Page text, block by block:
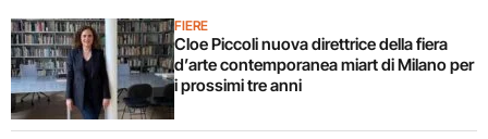
FIERE
Cloe Piccoli nuova direttrice della fiera
d’arte contemporanea miart di Milano per
i prossimi tre anni